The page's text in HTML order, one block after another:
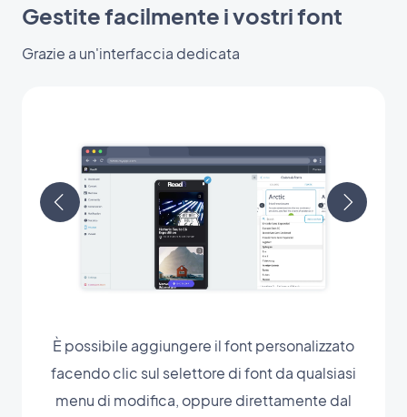
Gestite facilmente i vostri font
Grazie a un'interfaccia dedicata
È possibile aggiungere il font personalizzato
facendo clic sul selettore di font da qualsiasi
menu di modifica, oppure direttamente dal